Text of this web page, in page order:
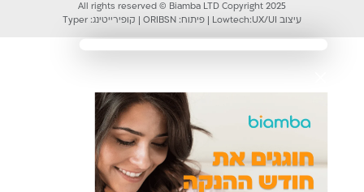
All rights reserved © Biamba LTD Copyright 2025
עיצוב UX/UI:
Lowtech פיתוח: ORIBSN קופירייטינג: Typer